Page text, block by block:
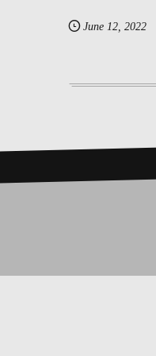
June 12,2022